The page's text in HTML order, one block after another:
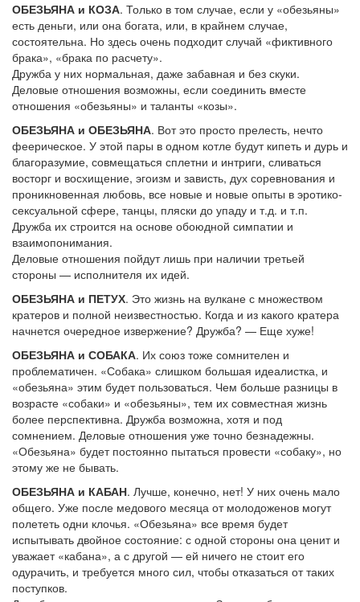
ОБЕЗЬЯНА и КОЗА. Только в том случае, если у «обезьяны»
есть деньги, или она богата, или, в крайнем случае,
состоятельна. Но здесь очень подходит случай «фиктивного
брака», «брака по расчету».
Дружба у них нормальная, даже забавная и без скуки.
Деловые отношения возможны, если соединить вместе
отношения «обезьяны» и таланты «козы».
ОБЕЗЬЯНА и ОБЕЗЬЯНА. Вот это просто прелесть, нечто
феерическое. У этой пары в одном котле будут кипеть и дурь и
благоразумие, совмещаться сплетни и интриги, сливаться
восторг и восхищение, эгоизм и зависть, дух соревнования и
проникновенная любовь, все новые и новые опыты в эротико-
сексуальной сфере, танцы, пляски до упаду и т.д. и т.п.
Дружба их строится на основе обоюдной симпатии и
взаимопонимания.
Деловые отношения пойдут лишь при наличии третьей
стороны — исполнителя их идей.
ОБЕЗЬЯНА и ПЕТУХ. Это жизнь на вулкане с множеством
кратеров и полной неизвестностью. Когда и из какого кратера
начнется очередное извержение? Дружба? — Еще хуже!
ОБЕЗЬЯНА и СОБАКА. Их союз тоже сомнителен и
проблематичен. «Собака» слишком большая идеалистка, и
«обезьяна» этим будет пользоваться. Чем больше разницы в
возрасте «собаки» и «обезьяны», тем их совместная жизнь
более перспективна. Дружба возможна, хотя и под
сомнением. Деловые отношения уже точно безнадежны.
«Обезьяна» будет постоянно пытаться провести «собаку», но
этому же не бывать.
ОБЕЗЬЯНА и КАБАН. Лучше, конечно, нет! У них очень мало
общего. Уже после медового месяца от молодоженов могут
полететь одни клочья. «Обезьяна» все время будет
испытывать двойное состояние: с одной стороны она ценит и
уважает «кабана», а с другой — ей ничего не стоит его
одурачить, и требуется много сил, чтобы отказаться от таких
поступков.